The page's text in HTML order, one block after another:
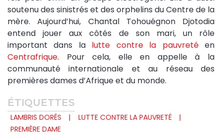
soutenu des sinistrés et des orphelins du Centre de la
mère. Aujourd’hui, Chantal Tohouégnon Djotodia
entend jouer aux côtés de son mari, un rôle
important dans la lutte contre la pauvretéen
Centrafrique. Pour cela, elle en appelle à la
communauté internationale et au réseau des
premières dames d’Afrique et du monde.
ÉTIQUETTES
LAMBRIS DORÉS
LUTTE CONTRE LA PAUVRETÉ
PREMIÈRE DAME